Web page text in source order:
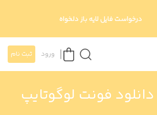
درخواست فایل لایه باز دلخواه
ورود ثبت نام
دانلود فونت لوگوتايپ